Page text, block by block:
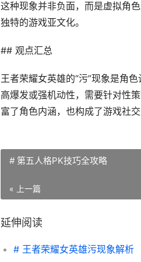
这种现象并非负面，而是虚拟角
独特的游戏亚文化。
## 观点汇总
王者荣耀女英雄的“污”现象是角
高爆发或强机动性，需要针对性
富了角色内涵，也构成了游戏社
# 第五人格PK技巧全攻略
« 上一篇
延伸阅读
# 王者荣耀女英雄污现象解析